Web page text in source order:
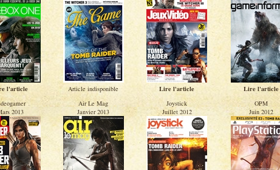
l'article Article indisponible Lire l'article
Lire l'article
2013
Air Le Mag
Janvier 2013
Joystick
Juillet 2012
OPM
Juin 2012